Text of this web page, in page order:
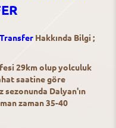
Hakkında Bilgi ;
29km olup yolculuk
saatine göre
Dalyan'ın
zaman 35-40